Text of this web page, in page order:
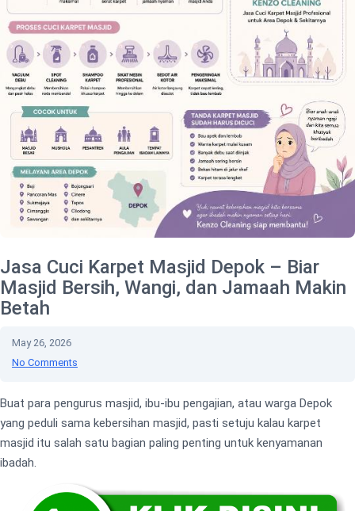
Jasa Cuci Karpet Masjid Depok – Biar
Masjid Bersih, Wangi, dan Jamaah Makin
Betah
May 26, 2026
No Comments
Buat para pengurus masjid, ibu-ibu pengajian, atau warga Depok
yang peduli sama kebersihan masjid, pasti setuju kalau karpet
masjid itu salah satu bagian paling penting untuk kenyamanan
ibadah.